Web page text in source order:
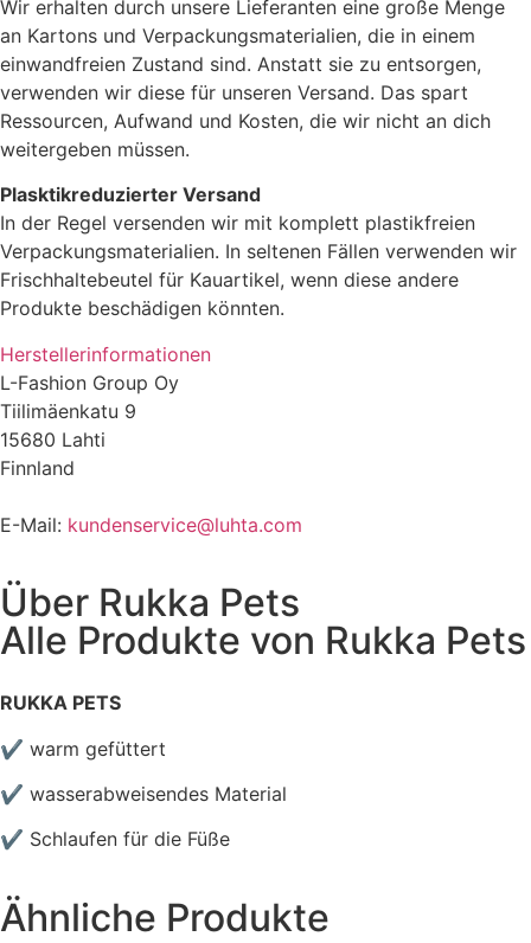
Wir erhalten durch unsere Lieferanten eine große Menge
an Kartons und Verpackungsmaterialien, die in einem
einwandfreien Zustand sind. Anstatt sie zu entsorgen,
verwenden wir diese für unseren Versand. Das spart
Ressourcen, Aufwand und Kosten, die wir nicht an dich
weitergeben müssen.
Plasktikreduzierter Versand
In der Regel versenden wir mit komplett plastikfreien
Verpackungsmaterialien. In seltenen Fällen verwenden wir
Frischhaltebeutel für Kauartikel, wenn diese andere
Produkte beschädigen könnten.
Herstellerinformationen
L-Fashion Group Oy
Tiilimäenkatu 9
15680 Lahti
Finnland
E-Mail: kundenservice@luhta.com
Über Rukka Pets
Alle Produkte von Rukka Pets
RUKKA PETS
✔ warm gefüttert
✔ wasserabweisendes Material
✔ Schlaufen für die Füße
Ähnliche Produkte